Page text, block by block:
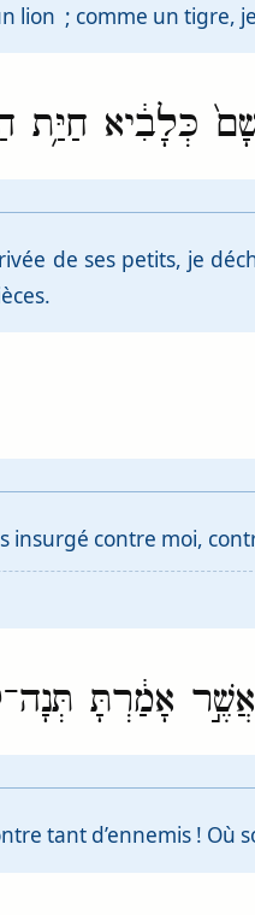
lion ; comme un tigre,
כְּלָבִ֔יא חַיַּ֥ת
de ses petits, je
insurgé contre moi,
אָמַ֔רְתָּ
tant d’ennemis !